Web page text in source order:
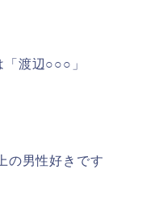
渡辺○○○」
の男性好きです